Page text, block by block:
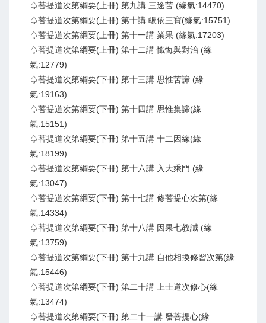
♤菩提道次第綱要(上冊) 第九講 三途苦 (緣氣:14470)
♤菩提道次第綱要(上冊) 第十講 皈依三寶(緣氣:15751)
♤菩提道次第綱要(上冊) 第十一講 業果 (緣氣:17203)
♤菩提道次第綱要(上冊) 第十二講 懺悔與對治 (緣
氣:12779)
♤菩提道次第綱要(下冊) 第十三講 思惟苦諦 (緣
氣:19163)
♤菩提道次第綱要(下冊) 第十四講 思惟集諦(緣
氣:15151)
♤菩提道次第綱要(下冊) 第十五講 十二因緣(緣
氣:18199)
♤菩提道次第綱要(下冊) 第十六講 入大乘門 (緣
氣:13047)
♤菩提道次第綱要(下冊) 第十七講 修菩提心次第(緣
氣:14334)
♤菩提道次第綱要(下冊) 第十八講 因果七教誡 (緣
氣:13759)
♤菩提道次第綱要(下冊) 第十九講 自他相換修習次第(緣
氣:15446)
♤菩提道次第綱要(下冊) 第二十講 上士道次修心(緣
氣:13474)
♤菩提道次第綱要(下冊) 第二十一講 發菩提心(緣